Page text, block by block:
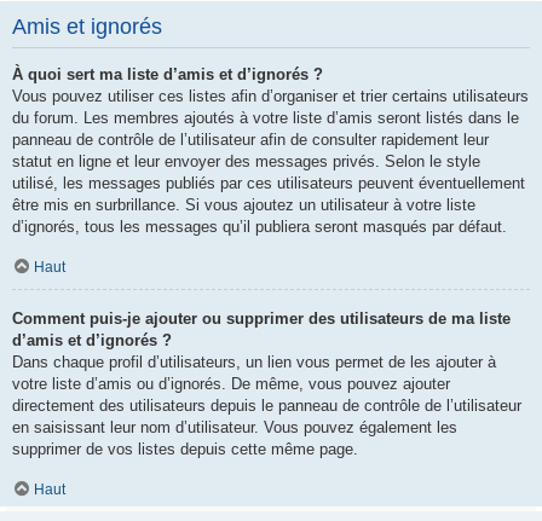
Amis et ignorés
À quoi sert ma liste d’amis et d’ignorés ?
Vous pouvez utiliser ces listes afin d’organiser et trier certains utilisateurs
du forum. Les membres ajoutés à votre liste d’amis seront listés dans le
panneau de contrôle de l’utilisateur afin de consulter rapidement leur
statut en ligne et leur envoyer des messages privés. Selon le style
utilisé, les messages publiés par ces utilisateurs peuvent éventuellement
être mis en surbrillance. Si vous ajoutez un utilisateur à votre liste
d’ignorés, tous les messages qu’il publiera seront masqués par défaut.
Haut
Comment puis-je ajouter ou supprimer des utilisateurs de ma liste
d’amis et d’ignorés ?
Dans chaque profil d’utilisateurs, un lien vous permet de les ajouter à
votre liste d’amis ou d’ignorés. De même, vous pouvez ajouter
directement des utilisateurs depuis le panneau de contrôle de l’utilisateur
en saisissant leur nom d’utilisateur. Vous pouvez également les
supprimer de vos listes depuis cette même page.
Haut